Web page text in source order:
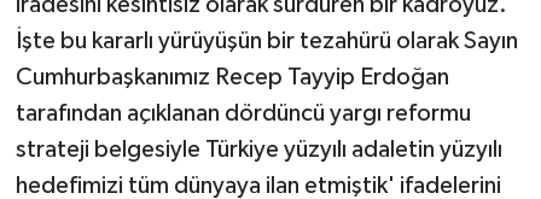
İşte bu kararlı yürüyüşün bir tezahürü olarak Sayın
Cumhurbaşkanımız Recep Tayyip Erdoğan
tarafından açıklanan dördüncü yargı reformu
strateji belgesiyle Türkiye yüzyılı adaletin yüzyılı
hedefimizi tüm dünyaya ilan etmiştik' ifadelerini